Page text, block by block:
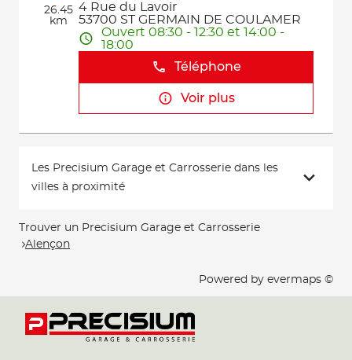
26.45
km
4 Rue du Lavoir
53700 ST GERMAIN DE COULAMER
Ouvert 08:30 - 12:30 et 14:00 -
18:00
Téléphone
Voir plus
Les Precisium Garage et Carrosserie dans les
villes à proximité
Trouver un Precisium Garage et Carrosserie
Alençon
Powered by evermaps ©